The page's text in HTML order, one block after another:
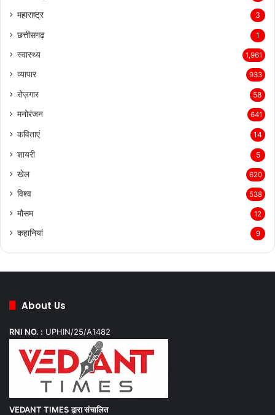
महाराष्ट्र 3
छत्तीसगढ़ 1
स्वास्थ्य 1,961
व्यापार 933
रोज़गार 58
मनोरंजन 641
कविताएं 14
शायरी 5
खेल 620
विश्व 538
मौसम 12
कहानियां 9
About Us
RNI NO. : UPHIN/25/A1482
VEDANT TIMES द्वारा संचालित